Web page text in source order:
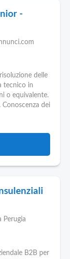
-
delle
tecnico in
o equivalente.
dei
Perugia
B2B per